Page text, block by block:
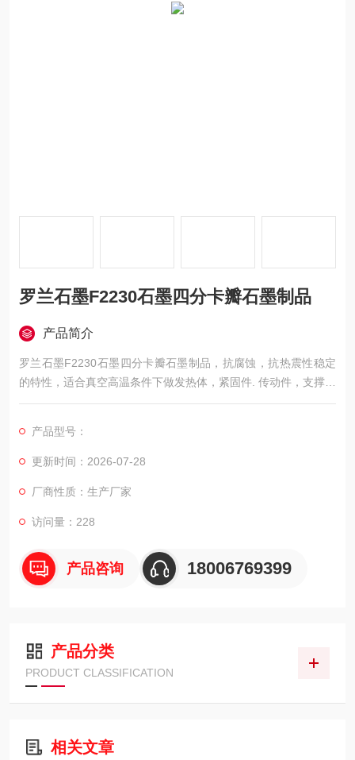
罗兰石墨F2230石墨四分卡瓣石墨制品
产品简介
罗兰石墨F2230石墨四分卡瓣石墨制品，抗腐蚀，抗热震性稳定
的特性，适合真空高温条件下做发热体，紧固件. 传动件，支撑盘
等，在真空冶金，化工，半导体，电子新能源等领域 应用十分广
产品型号：
更新时间：2026-07-28
厂商性质：生产厂家
访问量：228
产品咨询 18006769399
产品分类
PRODUCT CLASSIFICATION
相关文章